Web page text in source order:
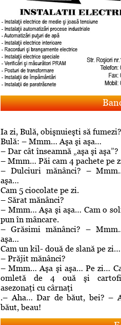
Ia zi, Bulă, obişnuieşti să fumezi?
Bulă: – Mmm… Aşa şi aşa…
– Dar cât înseamnă „aşa şi aşa”?
– Mmm… Păi cam 4 pachete pe
– Dulciuri mănânci? –
aşa…
Cam 5 ciocolate pe zi.
– Sărat mănânci?
– Mmm… Aşa şi aşa… Cam o
pun în mâncare.
– Grăsimi mănânci? –
aşa…
Cam un kil- două de slană pe zi…
– Prăjit mănânci?
– Mmm… Aşa şi aşa… Pe zi…
omletă de 4 ouă şi
asezonaţi cu cârnaţi
.– Aha… Dar de băut, bei? –
băut, beau!